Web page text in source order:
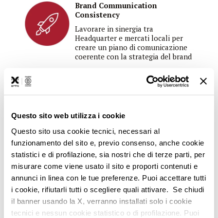
Questo sito web utilizza i cookie
Questo sito usa cookie tecnici, necessari al
funzionamento del sito e, previo consenso, anche cookie
statistici e di profilazione, sia nostri che di terze parti, per
misurare come viene usato il sito e proporti contenuti e
annunci in linea con le tue preferenze. Puoi accettare tutti
i cookie, rifiutarli tutti o scegliere quali attivare. Se chiudi
il banner usando la X, verranno installati solo i cookie
tecnici e nessun cookie statistico o di profilazione. Puoi
Brand Communication
Consistency
Lavorare in sinergia tra
Headquarter e mercati locali per
creare un piano di comunicazione
coerente con la strategia del brand
Aumento User engagement
momento giusto, per incentivare
l'interazione con il brand
Premiato a IKA 2024!